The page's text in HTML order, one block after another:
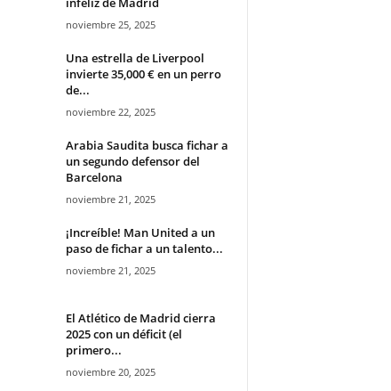
noviembre 25, 2025
Una estrella de Liverpool
invierte 35,000 € en un perro
de...
noviembre 22, 2025
Arabia Saudita busca fichar a
un segundo defensor del
Barcelona
noviembre 21, 2025
¡Increíble! Man United a un
paso de fichar a un talento...
noviembre 21, 2025
El Atlético de Madrid cierra
2025 con un déficit (el
primero...
noviembre 20, 2025